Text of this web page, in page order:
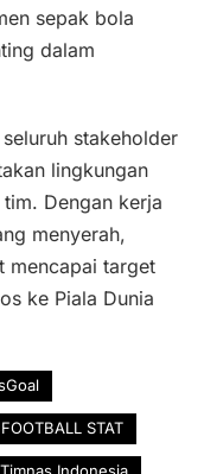
sepak bola
dalam
stakeholder
lingkungan
Dengan kerja
menyerah,
mencapai target
ke Piala Dunia
FOOTBALL STAT